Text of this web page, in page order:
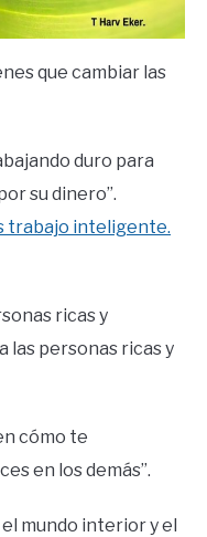
que cambiar las
duro para
su dinero”.
trabajo inteligente.
ricas y
las personas ricas y
cómo te
en los demás”.
mundo interior y el